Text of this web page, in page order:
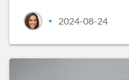
• 2024-08-24